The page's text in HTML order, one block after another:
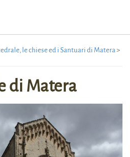
le chiese ed i Santuari di Matera>
di Matera